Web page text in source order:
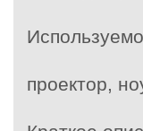
проектор,